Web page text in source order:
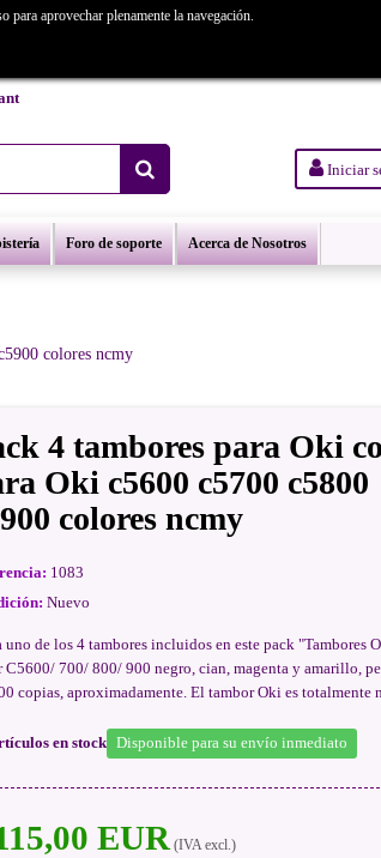
Consúltanos.
Iniciar
Foro de soporte Acerca de Nosotros
para aprovechar plenamente la navegación.
colores ncmy
4 tambores para Oki
Oki c5600 c5700 c5800
colores ncmy
1083
Nuevo
uno de los 4 tambores incluidos en este pack "Tambores
C5600/ 700/ 800/ 900 negro, cian, magenta y amarillo,
copias, aproximadamente. El tambor Oki es totalmente
en stock Disponible para su envío inmediato
EUR(IVA excl.)